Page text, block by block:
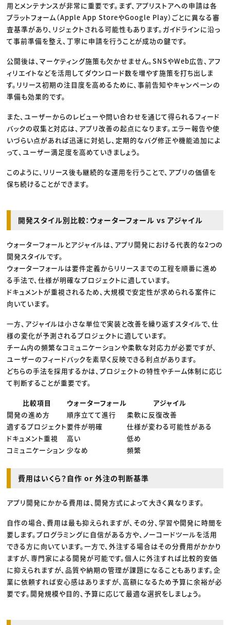
用とメンテナンスが非常に重要です。まず、アプリストアへの申請は各
プラットフォーム（Apple App StoreやGoogle Play）ごとに異なる審
査基準があり、リジェクトされる可能性もあります。ガイドラインに沿っ
て事前準備を整え、丁寧に申請を行うことが成功の鍵です。
公開後は、マーケティング施策も欠かせません。SNSやWeb広告、アフ
ィリエイトなどを活用してダウンロード数を増やす施策を打ち出しま
す。リリース初期の注目度を高めるために、事前告知やキャンペーンの
準備も効果的です。
また、ユーザーからのレビューや問い合わせを通じて得られるフィード
バックの収集と対応は、アプリ改善の起点になります。エラー報告や使
いづらい点があれば迅速に対処し、定期的なバグ修正や機能追加によ
って、ユーザー満足度を高めていきましょう。
このように、リリース後も継続的な運用を行うことで、アプリの価値を
保ち続けることができます。
開発スタイル別比較：ウォーターフォール vs アジャイル
ウォーターフォールとアジャイルは、アプリ開発における代表的な2つの
開発スタイルです。
ウォーターフォールは要件定義からリリースまでの工程を順番に進め
る手法で、仕様が明確なプロジェクトに適しています。
ドキュメントが重視されるため、大規模で安定性が求められる案件に
向いています。
一方、アジャイルは小さな単位で実装と改善を繰り返すスタイルで、仕
様の変化が予測されるプロジェクトに適しています。
チーム内の頻繁なコミュニケーションや柔軟な対応力が必要ですが、
ユーザーのフィードバックを素早く反映できる利点があります。
どちらの手法を採用するかは、プロジェクトの特性やチーム体制に応じ
て判断することが重要です。
比較項目 ウォーターフォール
アジャイル
開発の進め方
順序立てて進行
柔軟に反復改善
適するプロジェクト要件が明確
仕様が変わる可能性がある
ドキュメント重視
高い
低め
コミュニケーション 少なめ 頻繁
費用はいくら？自作 or 外注の判断基準
アプリ開発にかかる費用は、開発方式によって大きく異なります。
自作の場合、費用は最も抑えられますが、その分、学習や開発に時間を
要します。プログラミングに自信がある方や、ノーコードツールを活用
できる方に向いています。一方で、外注する場合はその分費用がかかり
ますが、専門家による開発が可能です。個人に外注すれば比較的安価
に抑えられますが、品質や納期の管理が課題になることもあります。企
業に依頼すれば安心感はありますが、高額になるため予算に余裕が必
要です。開発規模や目的、予算に応じて最適な選択をしましょう。